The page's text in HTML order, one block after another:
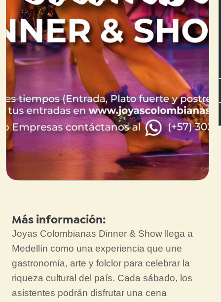
Más información:
Joyas Colombianas Dinner & Show llega a
Medellín como una experiencia que une
gastronomía, arte y folclor para celebrar la
riqueza cultural del país. Cada sábado, los
asistentes podrán disfrutar una cena